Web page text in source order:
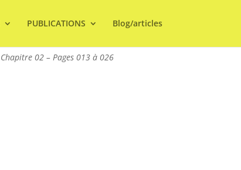
PUBLICATIONS Blog/articles
Chapitre 02 – Pages 013 à 026